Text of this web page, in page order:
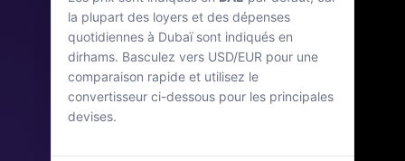
Émirats Arabes Unis
Dernière mise à jour : avril 2026
la plupart des loyers et des dépenses
quotidiennes à Dubaï sont indiqués en
dirhams. Basculez vers USD/EUR pour une
comparaison rapide et utilisez le
convertisseur ci-dessous pour les principales
devises.